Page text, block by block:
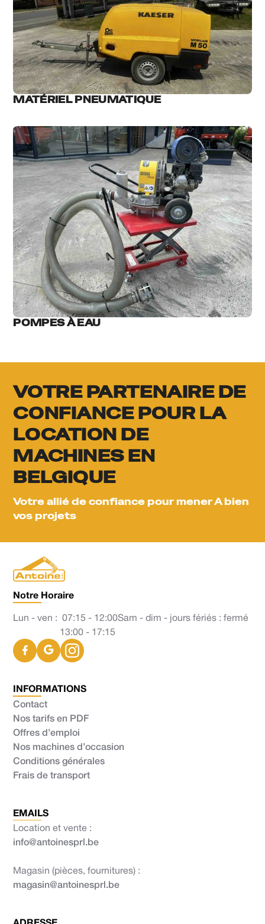
MATÉRIEL PNEUMATIQUE
POMPES À EAU
VOTRE PARTENAIRE DE
CONFIANCE POUR LA
LOCATION DE
MACHINES EN
BELGIQUE
Votre allié de confiance pour mener A bien
vos projets
Notre Horaire
Lun - ven : 07:15 - 12:00
13:00 - 17:15
Sam - dim - jours fériés : fermé
INFORMATIONS
Contact
Nos tarifs en PDF
Offres d’emploi
Nos machines d’occasion
Conditions générales
Frais de transport
EMAILS
Location et vente :
info@antoinesprl.be
Magasin (pièces, fournitures) :
magasin@antoinesprl.be